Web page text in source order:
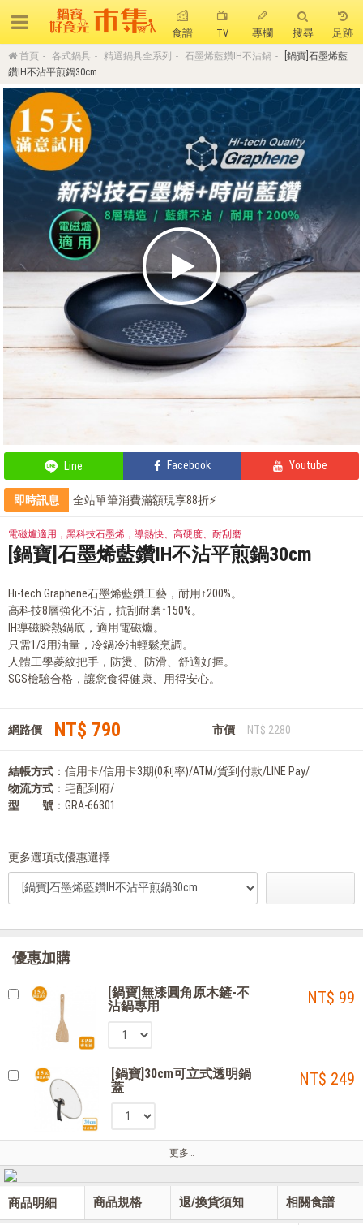
食譜 TV 專欄 搜尋 足跡
首頁 各式鍋具 精選鍋具全系列 石墨烯藍鑽IH不沾鍋
[鍋寶]石墨烯藍
鑽IH不沾平煎鍋30cm
Line Facebook Youtube
即時訊息
全站單筆消費滿額現享88折⚡
鍋寶商品安心保證❤️
部落客的氣炸私房菜，不藏私分享
電磁爐適用，黑科技石墨烯，導熱快、高硬度、耐刮磨
[鍋寶]石墨烯藍鑽IH不沾平煎鍋30cm
Hi-tech Graphene石墨烯藍鑽工藝，耐用↑200%。
高科技8層強化不沾，抗刮耐磨↑150%。
IH導磁瞬熱鍋底，適用電磁爐。
只需1/3用油量，冷鍋冷油輕鬆烹調。
人體工學菱紋把手，防燙、防滑、舒適好握。
SGS檢驗合格，讓您食得健康、用得安心。
網路價 NT$ 790 市價 NT$ 2280
結帳方式 ：信用卡/信用卡3期(0利率)/ATM/貨到付款/LINE Pay/
物流方式 ：宅配到府/
型 號 ：GRA-66301
更多選項或優惠選擇
優惠加購
[鍋寶]無漆圓角原木鏟-不
沾鍋專用
NT$ 99
[鍋寶]30cm可立式透明鍋
蓋
NT$ 249
更多…
商品明細 商品規格 退/換貨須知 相關食譜
熱門搜尋
聚油不沾鍋 全球通吹風機 陶瓷不沾電鍋
珍珠粗吸管杯 可微波保鮮盒 大理石不沾鍋
分隔便當盒 金鑽不沾鍋 氣炸烤箱